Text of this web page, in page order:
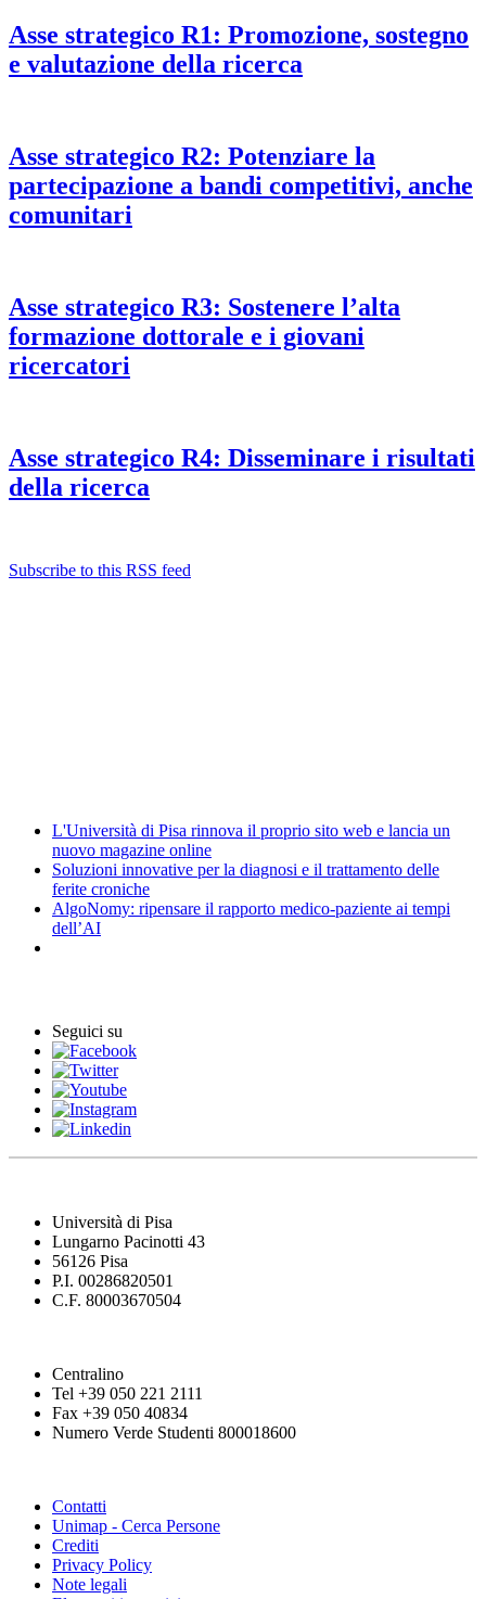
Asse strategico R1: Promozione, sostegno
e valutazione della ricerca
Asse strategico R2: Potenziare la
partecipazione a bandi competitivi, anche
comunitari
Asse strategico R3: Sostenere l’alta
formazione dottorale e i giovani
ricercatori
Asse strategico R4: Disseminare i risultati
della ricerca
Subscribe to this RSS feed
L'Università di Pisa rinnova il proprio sito web e lancia un
nuovo magazine online
Soluzioni innovative per la diagnosi e il trattamento delle
ferite croniche
AlgoNomy: ripensare il rapporto medico-paziente ai tempi
dell’AI
Seguici su
Università di Pisa
Lungarno Pacinotti 43
56126 Pisa
P.I. 00286820501
C.F. 80003670504
Centralino
Tel +39 050 221 2111
Fax +39 050 40834
Numero Verde Studenti 800018600
Contatti
Unimap - Cerca Persone
Crediti
Privacy Policy
Note legali